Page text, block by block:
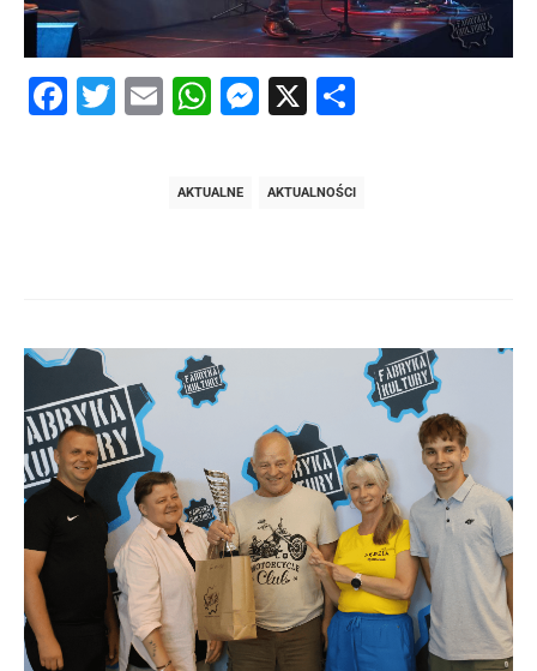
Facebook
Twitter
EmailWhatsApp
Messenger
X
AKTUALNE AKTUALNOŚCI
Post
navigation
post